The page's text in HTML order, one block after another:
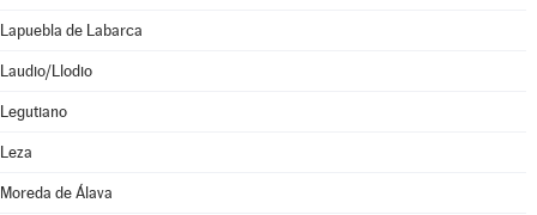
Lapuebla de Labarca
Laudio/Llodio
Legutiano
Leza
Moreda de Álava